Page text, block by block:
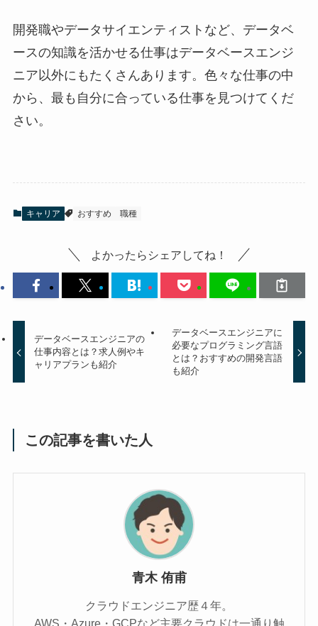
開発職やデータサイエンティストなど、データベ
ースの知識を活かせる仕事はデータベースエンジ
ニア以外にもたくさんあります。色々な仕事の中
から、最も自分に合っている仕事を見つけてくだ
さい。
キャリア おすすめ 職種
よかったらシェアしてね！
データベースエンジニアの
仕事内容とは？求人例やキ
ャリアプランも紹介
データベースエンジニアに
必要なプログラミング言語
とは？おすすめの開発言語
も紹介
この記事を書いた人
青木 侑甫
クラウドエンジニア歴４年。
AWS・Azure・GCPなど主要クラウドは一通り触